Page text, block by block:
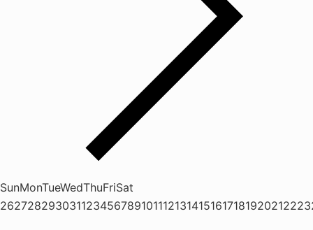
SunMonTueWedThuFriSat
2627282930311234567891011121314151617181920212223